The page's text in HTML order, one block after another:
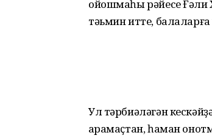
ойошмаһы рәйесе Ғәли
тәьмин итте,
Ул тәрбиәләгән
ҡарамаҫтан, һаман